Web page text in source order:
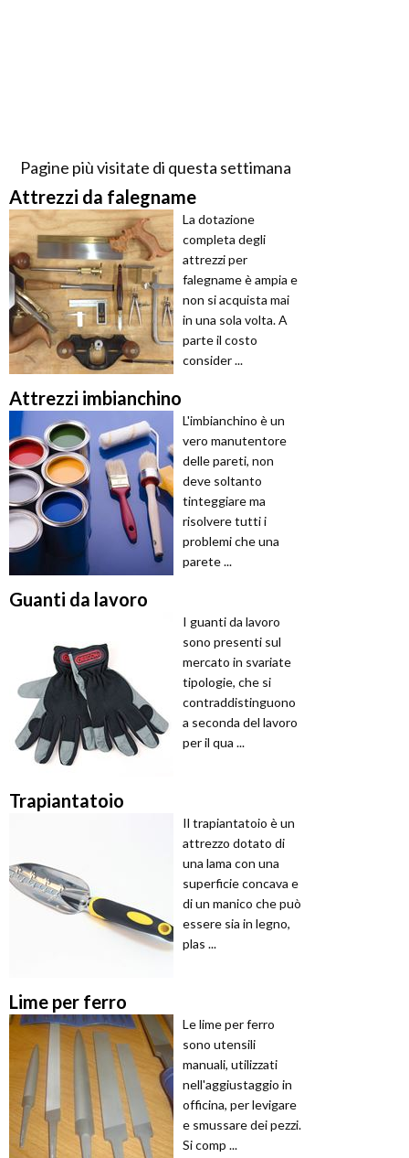
Pagine più visitate di questa settimana
Attrezzi da falegname
La dotazione
completa degli
attrezzi per
falegname è ampia e
non si acquista mai
in una sola volta. A
parte il costo
consider ...
Attrezzi imbianchino
L'imbianchino è un
vero manutentore
delle pareti, non
deve soltanto
tinteggiare ma
risolvere tutti i
problemi che una
parete ...
Guanti da lavoro
I guanti da lavoro
sono presenti sul
mercato in svariate
tipologie, che si
contraddistinguono
a seconda del lavoro
per il qua ...
Trapiantatoio
Il trapiantatoio è un
attrezzo dotato di
una lama con una
superficie concava e
di un manico che può
essere sia in legno,
plas ...
Lime per ferro
Le lime per ferro
sono utensili
manuali, utilizzati
nell'aggiustaggio in
officina, per levigare
e smussare dei pezzi.
Si comp ...